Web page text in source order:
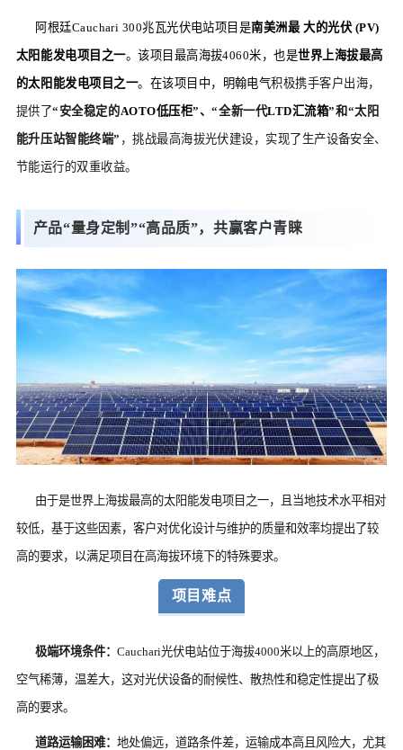
阿根廷Cauchari 300兆瓦光伏电站项目是南美洲最 大的光伏 (PV)
太阳能发电项目之一。该项目最高海拔4060米，也是世界上海拔最高
的太阳能发电项目之一。在该项目中，明翰电气积极携手客户出海，
提供了“安全稳定的AOTO低压柜”、“全新一代LTD汇流箱”和“太阳
能升压站智能终端” ，挑战最高海拔光伏建设，实现了生产设备安全、
节能运行的双重收益。
产品“量身定制”“高品质”，共赢客户青睐
由于是世界上海拔最高的太阳能发电项目之一，且当地技术水平相对
较低，基于这些因素，客户对优化设计与维护的质量和效率均提出了较
高的要求，以满足项目在高海拔环境下的特殊要求。
项目难点
极端环境条件：Cauchari光伏电站位于海拔4000米以上的高原地区，
空气稀薄，温差大，这对光伏设备的耐候性、散热性和稳定性提出了极
高的要求。
道路运输困难：地处偏远，道路条件差，运输成本高且风险大，尤其